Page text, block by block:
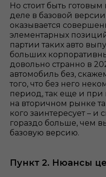
Но стоит быть готовым
деле в базовой
оказывается
элементарных
партии таких авто
больших
довольно странно в
автомобиль без,
того, что без него
период, так еще и
на вторичном рынке
кого заинтересует – и
гораздо больше, чем
базовую версию.
Пункт 2. Нюансы